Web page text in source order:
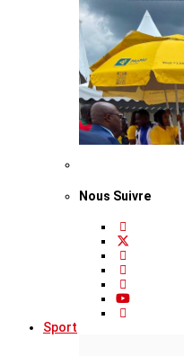
Nous Suivre
Sport